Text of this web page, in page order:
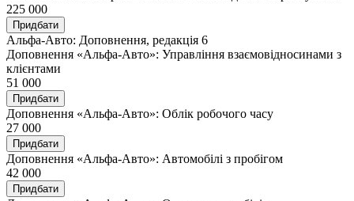
225 000
Придбати
Альфа-Авто: Доповнення, редакція 6
Доповнення «Альфа-Авто»: Управління взаємовідносинами з
клієнтами
51 000
Придбати
Доповнення «Альфа-Авто»: Облік робочого часу
27 000
Придбати
Доповнення «Альфа-Авто»: Автомобілі з пробігом
42 000
Придбати